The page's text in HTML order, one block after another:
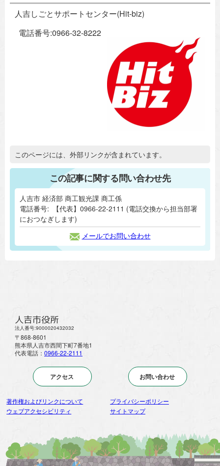
人吉しごとサポートセンター(Hit-biz)
電話番号:0966-32-8222
追加情報：外部リンク
このページには、外部リンクが含まれています。
この記事に関する問い合わせ先
人吉市 経済部 商工観光課 商工係
電話番号:
【代表】0966-22-2111 (電話交換から担当部署
におつなぎします)
メールでお問い合わせ
人吉市役所
法人番号:9000020432032
〒868-8601
熊本県人吉市西間下町7番地1
代表電話： 0966-22-2111
アクセス お問い合わせ
著作権およびリンクについて
プライバシーポリシー
ウェブアクセシビリティ
サイトマップ